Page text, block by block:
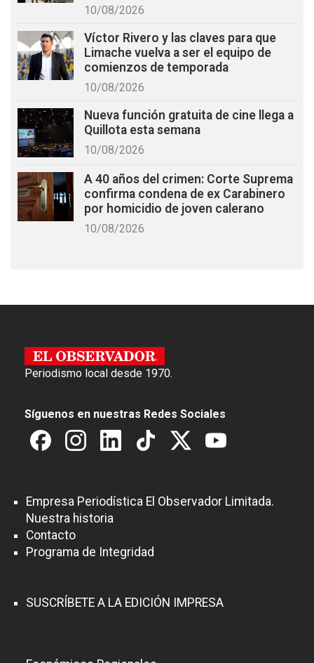
10/08/2026
Víctor Rivero y las claves para que
Limache vuelva a ser el equipo de
comienzos de temporada
10/08/2026
Nueva función gratuita de cine llega a
Quillota esta semana
10/08/2026
A 40 años del crimen: Corte Suprema
confirma condena de ex Carabinero
por homicidio de joven calerano
10/08/2026
Periodismo local desde 1970.
Síguenos en nuestras Redes Sociales
Empresa Periodística El Observador Limitada.
Nuestra historia
Contacto
Programa de Integridad
SUSCRÍBETE A LA EDICIÓN IMPRESA